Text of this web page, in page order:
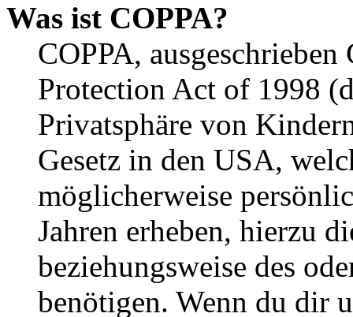
Was ist COPPA?
COPPA,
Protection Act of 1998
Privatsphäre von
Gesetz in den USA,
möglicherweise
Jahren erheben, hierzu
beziehungsweise des
benötigen. Wenn du dir